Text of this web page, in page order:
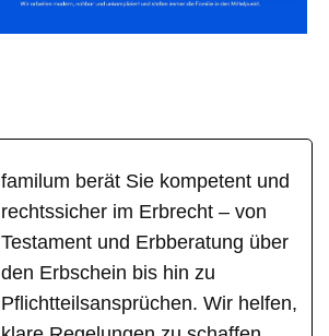
familum berät Sie kompetent und
rechtssicher im Erbrecht – von
Testament und Erbberatung über
den Erbschein bis hin zu
Pflichtteilsansprüchen. Wir helfen,